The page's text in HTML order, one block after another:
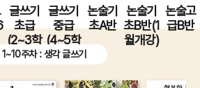
글쓰기
초급
(2~3학
년)
글쓰기
중급
(4~5학
년)
논술기
초A반
논술기
초B반(1
월개강)
논술고
급B반
1~10주차 : 생각 글쓰기